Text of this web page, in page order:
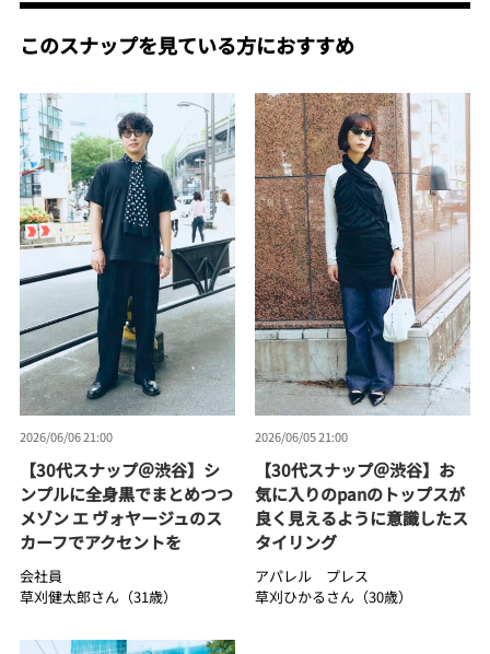
このスナップを見ている方におすすめ
2026/06/06 21:00
【30代スナップ＠渋谷】シ
ンプルに全身黒でまとめつつ
メゾン エ ヴォヤージュのス
カーフでアクセントを
会社員
草刈健太郎さん（31歳）
2026/06/05 21:00
【30代スナップ＠渋谷】お
気に入りのpanのトップスが
良く見えるように意識したス
タイリング
アパレル プレス
草刈ひかるさん（30歳）